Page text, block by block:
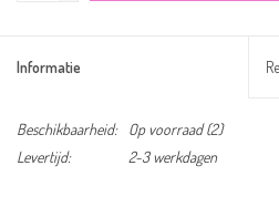
Informatie
Beschikbaarheid: Op voorraad(2)
Levertijd:
2-3 werkdagen